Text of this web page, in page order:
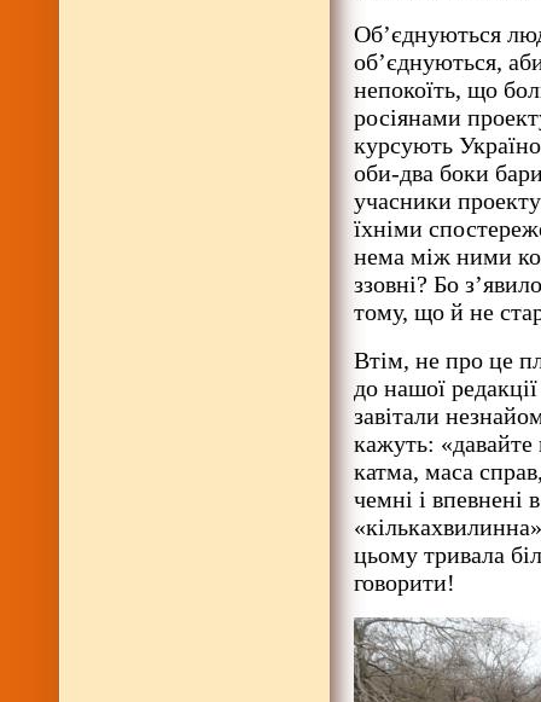
Об’єднуються
об’єднуються,
непокоїть, що
росіянами
курсують
оби-два боки
учасники
їхніми
нема між ними
ззовні? Бо
тому, що й не
Втім, не про це
до нашої
завітали
кажуть:
катма, маса
чемні і впевнені
цьому тривала
говорити!